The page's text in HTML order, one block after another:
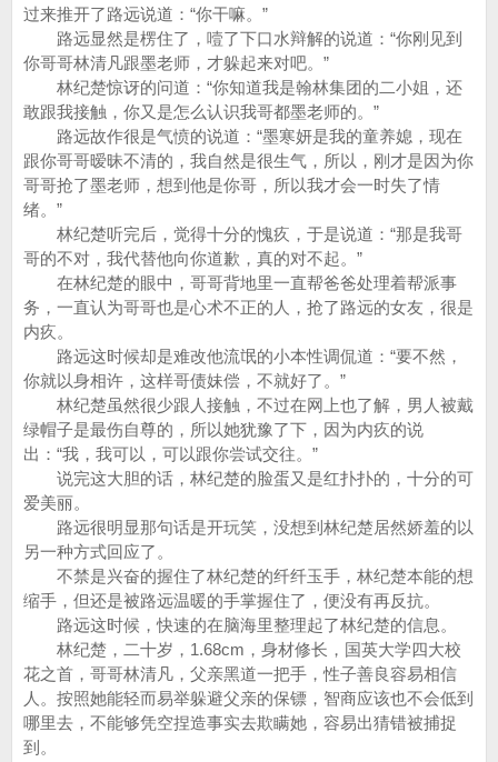
过来推开了路远说道：“你干嘛。”
路远显然是楞住了，噎了下口水辩解的说道：“你刚见到
你哥哥林清凡跟墨老师，才躲起来对吧。”
林纪楚惊讶的问道：“你知道我是翰林集团的二小姐，还
敢跟我接触，你又是怎么认识我哥都墨老师的。”
路远故作很是气愤的说道：“墨寒妍是我的童养媳，现在
跟你哥哥暧昧不清的，我自然是很生气，所以，刚才是因为你
哥哥抢了墨老师，想到他是你哥，所以我才会一时失了情
绪。”
林纪楚听完后，觉得十分的愧疚，于是说道：“那是我哥
哥的不对，我代替他向你道歉，真的对不起。”
在林纪楚的眼中，哥哥背地里一直帮爸爸处理着帮派事
务，一直认为哥哥也是心术不正的人，抢了路远的女友，很是
内疚。
路远这时候却是难改他流氓的小本性调侃道：“要不然，
你就以身相许，这样哥债妹偿，不就好了。”
林纪楚虽然很少跟人接触，不过在网上也了解，男人被戴
绿帽子是最伤自尊的，所以她犹豫了下，因为内疚的说
出：“我，我可以，可以跟你尝试交往。”
说完这大胆的话，林纪楚的脸蛋又是红扑扑的，十分的可
爱美丽。
路远很明显那句话是开玩笑，没想到林纪楚居然娇羞的以
另一种方式回应了。
不禁是兴奋的握住了林纪楚的纤纤玉手，林纪楚本能的想
缩手，但还是被路远温暖的手掌握住了，便没有再反抗。
路远这时候，快速的在脑海里整理起了林纪楚的信息。
林纪楚，二十岁，1.68cm，身材修长，国英大学四大校
花之首，哥哥林清凡，父亲黑道一把手，性子善良容易相信
人。按照她能轻而易举躲避父亲的保镖，智商应该也不会低到
哪里去，不能够凭空捏造事实去欺瞒她，容易出猜错被捕捉
到。